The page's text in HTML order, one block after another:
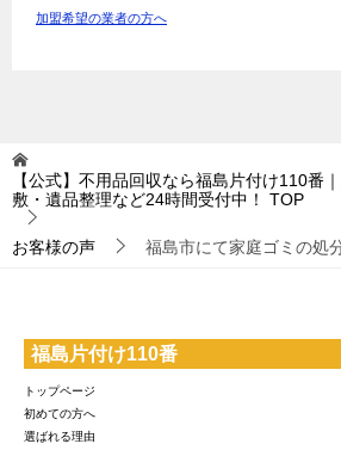
加盟希望の業者の方へ
【公式】不用品回収なら福島片付け110番
敷・遺品整理など24時間受付中！
TOP
お客様の声 福島市にて家庭ゴミの
福島片付け110番
トップページ
初めての方へ
選ばれる理由